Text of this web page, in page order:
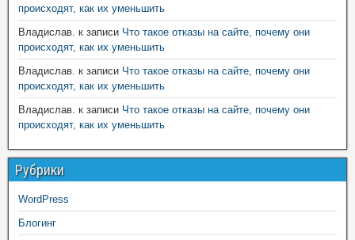
происходят, как их уменьшить
Владислав. к записи Что такое отказы на сайте, почему они
происходят, как их уменьшить
Владислав. к записи Что такое отказы на сайте, почему они
происходят, как их уменьшить
Владислав. к записи Что такое отказы на сайте, почему они
происходят, как их уменьшить
Рубрики
WordPress
Блогинг